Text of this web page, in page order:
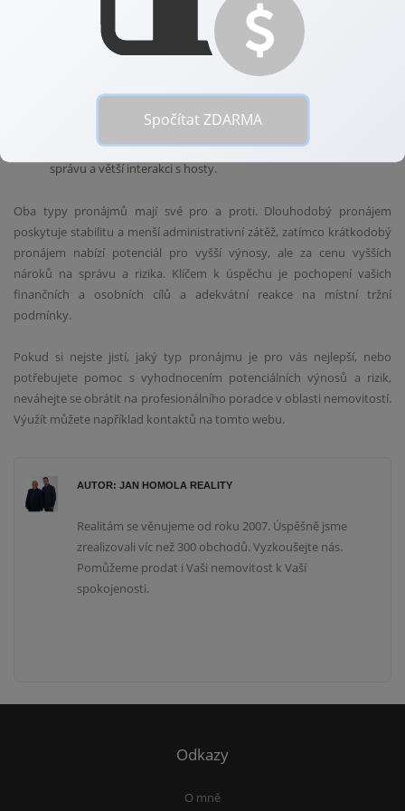
V turisticky populárních oblastech může být
Právní regulace:
Některé městské části mají striktní regulace
týkající se krátkodobých pronájmů.
Osobní zapojení:Krátkodobý pronájem vyžaduje aktivnější
správu a větší interakci s hosty.
Oba typy pronájmů mají své pro a proti. Dlouhodobý pronájem
poskytuje stabilitu a menší administrativní zátěž, zatímco krátkodobý
pronájem nabízí potenciál pro vyšší výnosy, ale za cenu vyšších
nároků na správu a rizika. Klíčem k úspěchu je pochopení vašich
finančních a osobních cílů a adekvátní reakce na místní tržní
podmínky.
Pokud si nejste jistí, jaký typ pronájmu je pro vás nejlepší, nebo
potřebujete pomoc s vyhodnocením potenciálních výnosů a rizik,
neváhejte se obrátit na profesionálního poradce v oblasti nemovitostí.
Výužít můžete například kontaktů na tomto webu.
AUTOR: JAN HOMOLA REALITY
Realitám se věnujeme od roku 2007. Úspěšně jsme
zrealizovali víc než 300 obchodů. Vyzkoušejte nás.
Pomůžeme prodat i Vaši nemovitost k Vaší
spokojenosti.
Odkazy
O mně
Spočítat ZDARMA